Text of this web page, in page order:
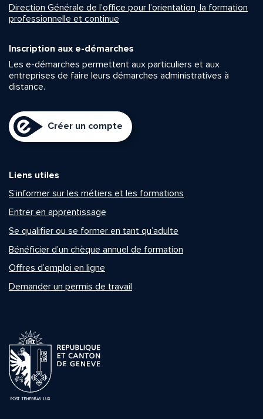
Direction Générale de l’office pour l’orientation, la formation
professionnelle et continue
Inscription aux e-démarches
Les e-démarches permettent aux particuliers et aux
entreprises de faire leurs démarches administratives à
distance.
Créer un compte
Liens utiles
S’informer sur les métiers et les formations
Entrer en apprentissage
Se qualifier ou se former en tant qu’adulte
Bénéficier d’un chèque annuel de formation
Offres d’emploi en ligne
Demander un permis de travail